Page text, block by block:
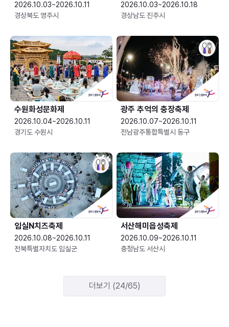
2026.10.03~2026.10.11
경상북도 영주시
2026.10.03~2026.10.18
경상남도 진주시
수원화성문화제
2026.10.04~2026.10.11
경기도 수원시
광주 추억의 충장축제
2026.10.07~2026.10.11
전남광주통합특별시 동구
임실N치즈축제
2026.10.08~2026.10.11
전북특별자치도 임실군
서산해미읍성축제
2026.10.09~2026.10.11
충청남도 서산시
더보기 (24/65)